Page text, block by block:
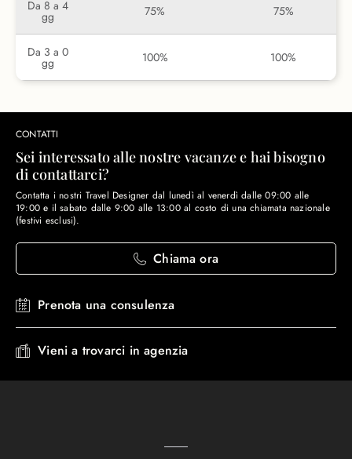
Da 8 a 4
gg 75% 75%
Da 3 a 0
gg 100% 100%
CONTATTI
Sei interessato alle nostre vacanze e hai bisogno
di contattarci?
Contatta i nostri Travel Designer dal lunedì al venerdì dalle 09:00 alle
19:00 e il sabato dalle 9:00 alle 13:00 al costo di una chiamata nazionale
(festivi esclusi).
Chiama ora
Prenota una consulenza
Vieni a trovarci in agenzia